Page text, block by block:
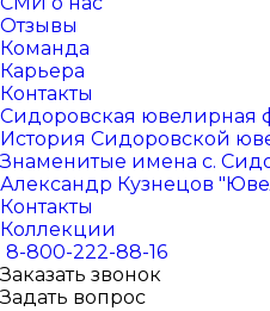
Отзывы
Команда
Карьера
Контакты
Сидоровская ювелирная
История Сидоровской
Знаменитые имена с.
Александр Кузнецов
Контакты
Коллекции
8-800-222-88-16
Заказать звонок
Задать вопрос